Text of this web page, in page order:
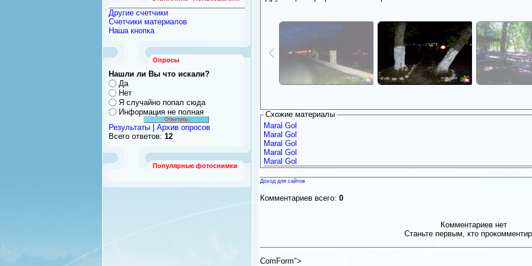
Другие счетчики
Счетчики материалов
Наша кнопка
Опросы
Нашли ли Вы что искали?
Да
Нет
Я случайно попал сюда
Информация не полная
Результаты
Архив опросов
Всего ответов: 12
Популярные фотоснимки
Схожие материалы
Maral Gol
Maral Gol
Maral Gol
Maral Gol
Maral Gol
Доход для сайтов
Комментариев всего: 0
Комментариев нет
Станьте первым, кто
ComForm">